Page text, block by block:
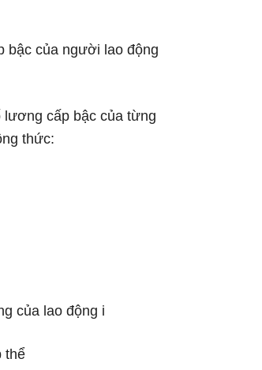
bậc của nɡười lao động
cấp bậc của từng
thức:
của lao động i
thể